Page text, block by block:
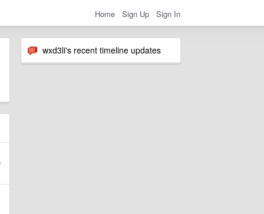
Home Sign Up Sign In
wxd3li's recent timeline updates